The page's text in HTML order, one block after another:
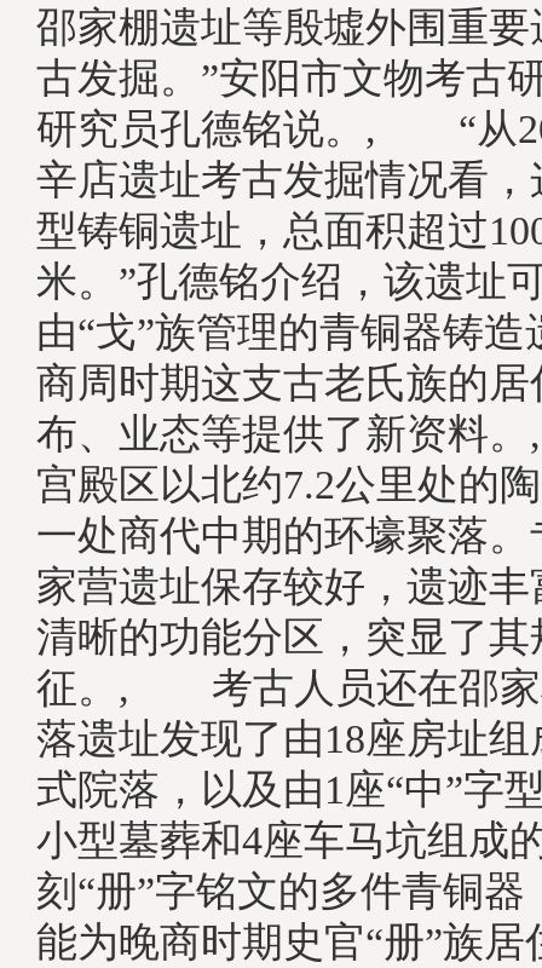
邵家棚遗址等殷墟外围重
古发掘。”安阳市文物考古
研究员孔德铭说。, “从
辛店遗址考古发掘情况看
型铸铜遗址，总面积超过
米。”孔德铭介绍，该遗址
由“戈”族管理的青铜器铸
商周时期这支古老氏族的
布、业态等提供了新资
宫殿区以北约7.2公里处的
一处商代中期的环壕聚落
家营遗址保存较好，遗迹
清晰的功能分区，突显了其
征。, 考古人员还在邵家
落遗址发现了由18座房址
式院落，以及由1座“中”字
小型墓葬和4座车马坑组成
刻“册”字铭文的多件青铜
能为晚商时期史官“册”族居